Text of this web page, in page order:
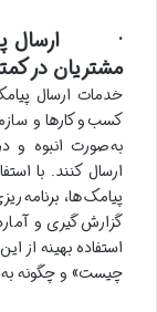
· ارسال
مشتریان در
خدمات ارسال
کسب و کارها و
به صورت انبوه و
ارسال کنند. با
پیامک ها، برنامه
گزارش گیری و
استفاده بهینه از
چیست» و چگونه